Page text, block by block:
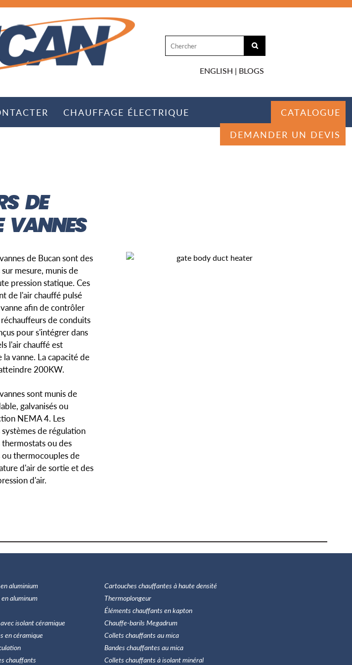
ENGLISH | BLOGS
CHAUFFAGE ÉLECTRIQUE
CATALOGUE
DEMANDER UN DEVIS
DE
VANNES
de Bucan sont des
mesure, munis de
pression statique. Ces
de l'air chauffé pulsé
afin de contrôler
de conduits
pour s'intégrer dans
l'air chauffé est
vanne. La capacité de
200KW.
sont munis de
galvanisés ou
NEMA 4. Les
de régulation
ou des
thermocouples de
d'air de sortie et des
d'air.
aluminium
aluminum
isolant céramique
en céramique
chauffants
Cartouches chauffantes à haute densité
Thermoplongeur
Éléments chauffants en kapton
Chauffe-barils Megadrum
Collets chauffants au mica
Bandes chauffantes au mica
Collets chauffants à isolant minéral